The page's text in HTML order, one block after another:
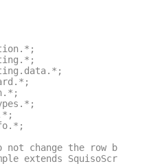
not change the row
extends SquisoScript